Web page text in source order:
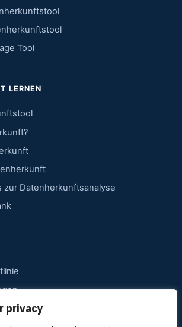
privacy
Tool
LERNEN
zur Datenherkunftsanalyse